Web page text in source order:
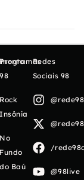
Programas
98
Rock
Insônia
No
Fundo
do Baú
Redes
Sociais 98
/
@98live